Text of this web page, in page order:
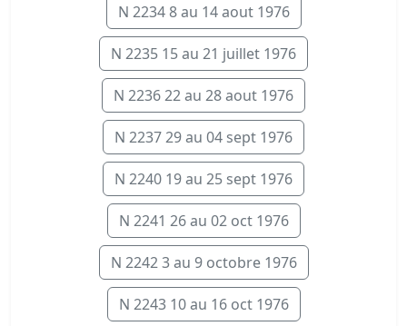
N 2234 8 au 14 aout 1976
N 2235 15 au 21 juillet 1976
N 2236 22 au 28 aout 1976
N 2237 29 au 04 sept 1976
N 2240 19 au 25 sept 1976
N 2241 26 au 02 oct 1976
N 2242 3 au 9 octobre 1976
N 2243 10 au 16 oct 1976